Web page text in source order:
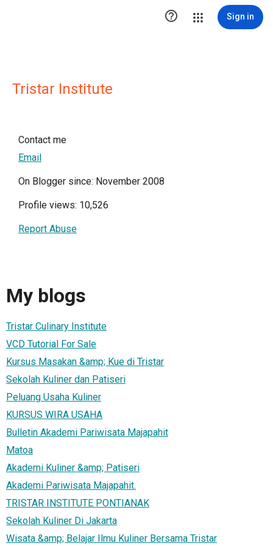
 Sign in
Tristar Institute
Contact me
Email
On Blogger since: November 2008
Profile views: 10,526
Report Abuse
My blogs
Tristar Culinary Institute
VCD Tutorial For Sale
Kursus Masakan &amp; Kue di Tristar
Sekolah Kuliner dan Patiseri
Peluang Usaha Kuliner
KURSUS WIRA USAHA
Bulletin Akademi Pariwisata Majapahit
Matoa
Akademi Kuliner &amp; Patiseri
Akademi Pariwisata Majapahit.
TRISTAR INSTITUTE PONTIANAK
Sekolah Kuliner Di Jakarta
Wisata &amp; Belajar Ilmu Kuliner Bersama Tristar